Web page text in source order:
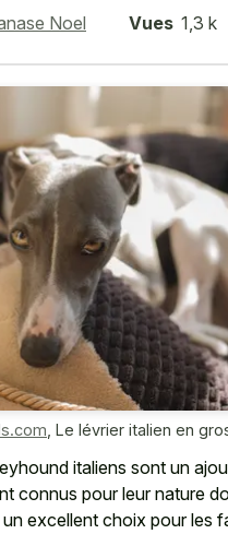
Noel Vues 1,3 k
Le lévrier italien en
italiens sont un
connus pour leur nature
excellent choix pour les